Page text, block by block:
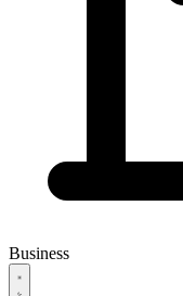
Business